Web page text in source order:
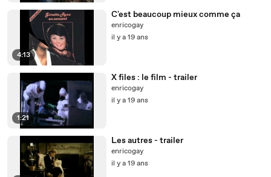
4:13
C'est beaucoup mieux comme ça
enricogay
il y a 19 ans
1:21
X files : le film - trailer
enricogay
il y a 19 ans
Les autres - trailer
enricogay
il y a 19 ans